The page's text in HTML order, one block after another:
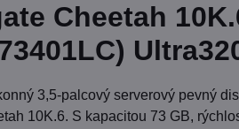
Cheetah
3,5-palcový serverový pevný
10K.6. S kapacitou 73 GB,